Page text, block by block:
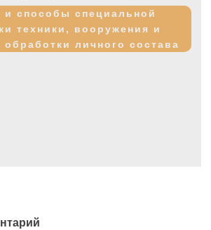
запись:
способы специальной
техники, вооружения и
обработки личного состава